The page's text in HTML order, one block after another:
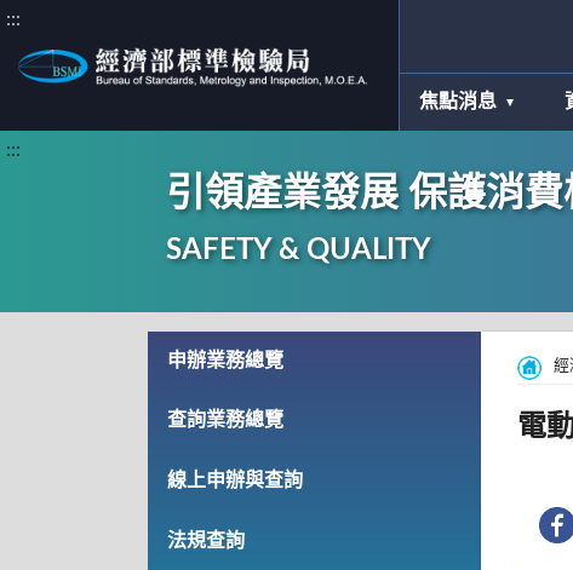
:::
焦點消息
:::
引領產業發展 保護消費
SAFETY & QUALITY
申辦業務總覽
查詢業務總覽
線上申辦與查詢
法規查詢
經
電